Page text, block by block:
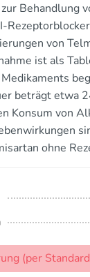
Behandlung
von
ist als
beträgt etwa
Konsum von
ohne
(per